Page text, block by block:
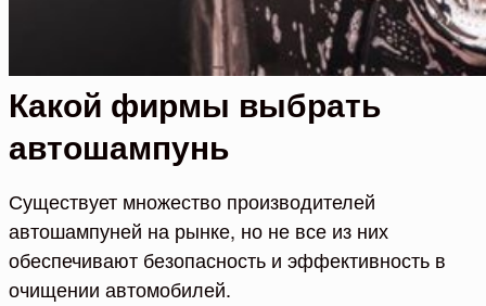
Какой фирмы выбрать
автошампунь
Существует множество производителей
автошампуней на рынке, но не все из них
обеспечивают безопасность и эффективность в
очищении автомобилей.